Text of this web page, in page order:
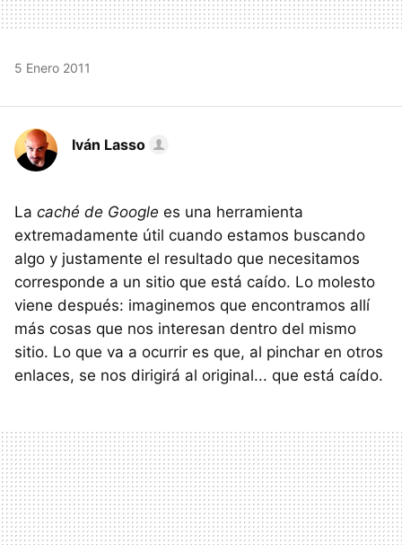
5 Enero 2011
Iván Lasso
La caché de Google es una herramienta
extremadamente útil cuando estamos buscando
algo y justamente el resultado que necesitamos
corresponde a un sitio que está caído. Lo molesto
viene después: imaginemos que encontramos allí
más cosas que nos interesan dentro del mismo
sitio. Lo que va a ocurrir es que, al pinchar en otros
enlaces, se nos dirigirá al original... que está caído.